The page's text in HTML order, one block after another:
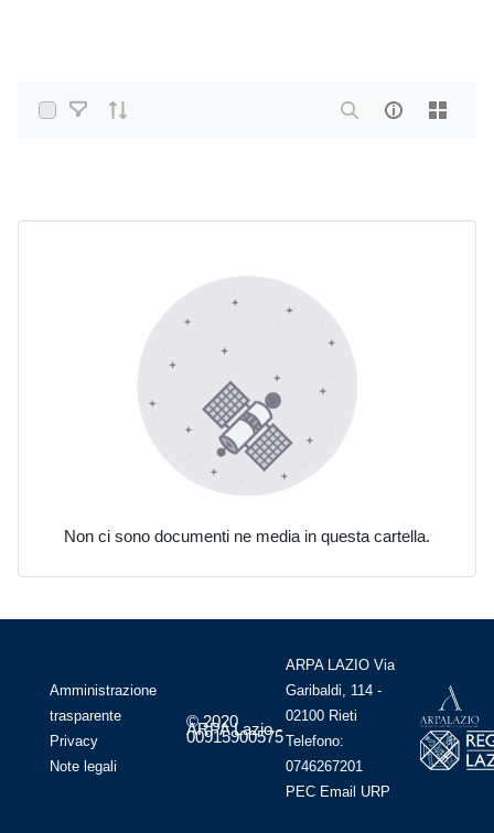
Select Items
Non ci sono documenti ne media in questa cartella.
Amministrazione
trasparente
Privacy
Note legali
© 2020
ARPA Lazio -
00915900575
ARPA LAZIO Via
Garibaldi, 114 -
02100 Rieti
Telefono:
0746267201
PEC Email URP